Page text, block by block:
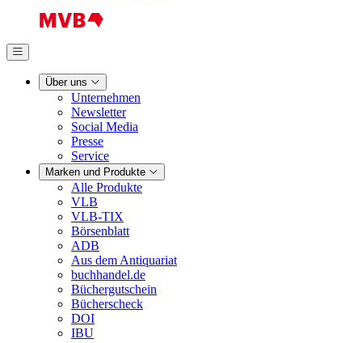
Über uns
Unternehmen
Newsletter
Social Media
Presse
Service
Marken und Produkte
Alle Produkte
VLB
VLB-TIX
Börsenblatt
ADB
Aus dem Antiquariat
buchhandel.de
Büchergutschein
Bücherscheck
DOI
IBU